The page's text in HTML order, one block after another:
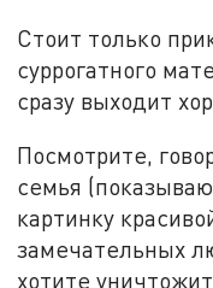
Стоит только
суррогатного
сразу выходит
Посмотрите,
семья
картинку
замечательных
хотите